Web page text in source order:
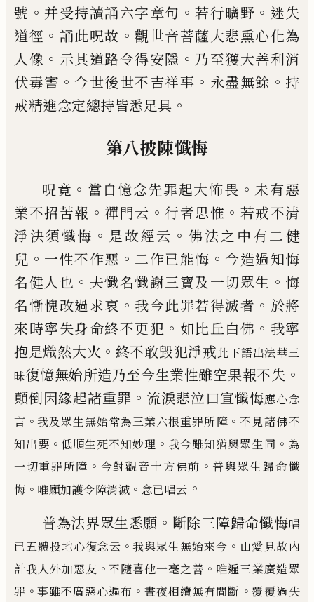
號 。 并受持讀誦六字章句 。 若行曠野 。 迷失
道徑 。 誦此呪故 。 觀世音菩薩大悲熏心化為
人像 。 示其道路令得安隱 。 乃至獲大善利消
伏毒害 。 今世後世不吉祥事 。 永盡無餘 。 持
戒精進念定總持皆悉足具 。
第八披陳懺悔
呪竟 。 當自憶念先罪起大怖畏 。 未有惡
業不招苦報 。 禪門云 。 行者思惟 。 若戒不清
淨決須懺悔 。 是故經云 。 佛法之中有二健
兒 。 一性不作惡 。 二作已能悔 。 今造過知悔
名健人也 。 夫懺名懺謝三寶及一切眾生 。 悔
名慚愧改過求哀 。 我今此罪若得滅者 。 於將
來時寧失身命終不更犯 。 如比丘白佛 。 我寧
抱是熾然大火 。 終不敢毀犯淨戒此下語出法華三
昧復憶無始所造乃至今生業性雖空果報不失 。
顛倒因緣起諸重罪 。 流淚悲泣口宣懺悔應心念
言 。 我及眾生無始常為三業六根重罪所障 。 不見諸佛不
知出要 。 低順生死不知妙理 。 我今雖知猶與眾生同 。 為
一切重罪所障 。 今對觀音十方佛前 。 普與眾生歸命懺
悔 。 唯願加護令障消滅 。 念已唱云 。
普為法界眾生悉願 。 斷除三障歸命懺悔唱
已五體投地心復念云 。 我與眾生無始來今 。 由愛見故內
計我人外加惡友 。 不隨喜他一毫之善 。 唯遍三業廣造眾
罪 。 事雖不廣惡心遍布 。 晝夜相續無有間斷 。 覆覆過失